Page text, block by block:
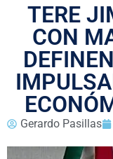
TERE
CON
Gerardo Pasillas